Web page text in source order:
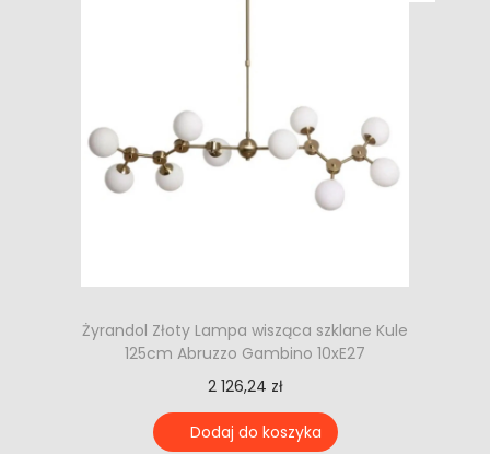
Żyrandol Złoty Lampa wisząca szklane Kule
125cm Abruzzo Gambino 10xE27
2 126,24 zł
Dodaj do koszyka